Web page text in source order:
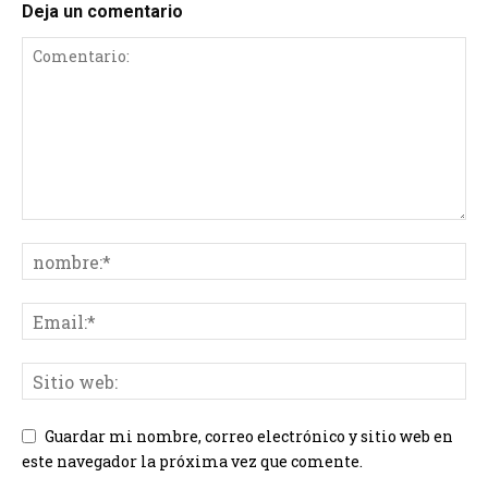
Deja un comentario
Guardar mi nombre, correo electrónico y sitio web en
este navegador la próxima vez que comente.